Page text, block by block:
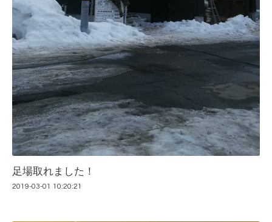
足場取れました！
2019-03-01 10:20:21